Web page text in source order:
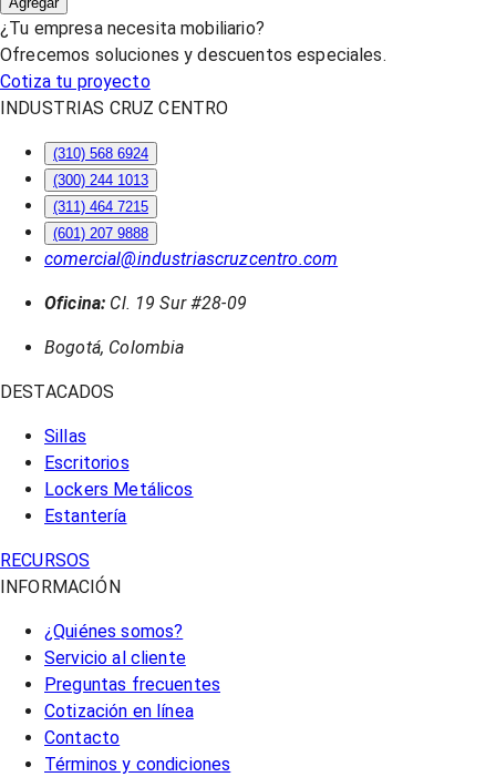
¿Tu empresa necesita mobiliario?
Ofrecemos soluciones y descuentos especiales.
Cotiza tu proyecto
INDUSTRIAS CRUZ CENTRO
(310) 568 6924
(300) 244 1013
(311) 464 7215
(601) 207 9888
comercial@industriascruzcentro.com
Oficina: Cl. 19 Sur #28-09
Bogotá, Colombia
DESTACADOS
Sillas
Escritorios
Lockers Metálicos
Estantería
RECURSOS
INFORMACIÓN
¿Quiénes somos?
Servicio al cliente
Preguntas frecuentes
Cotización en línea
Contacto
Términos y condiciones